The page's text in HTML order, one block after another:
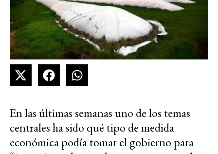
En las últimas semanas uno de los temas
centrales ha sido qué tipo de medida
económica podía tomar el gobierno para